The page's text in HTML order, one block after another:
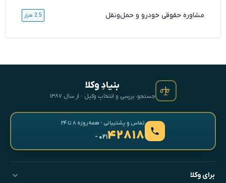
مشاوره حقوقی خودرو و حمل‌ونقل 2.5 هزار
بنیادِ وکلا
جستجو، بررسی و انتخابِ وکیل · از سال ۱۳۸۷
تماس و پشتیبانی · همه‌روزه ۸ تا ۲۴
۴۲۸۱۸- ۰۲۱
برای وکلا